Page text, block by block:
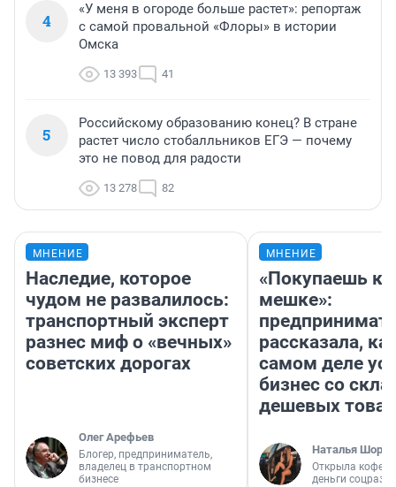
4
«У меня в огороде больше растет»: репортаж
с самой провальной «Флоры» в истории
Омска
13 393 41
5
Российскому образованию конец? В стране
растет число стобалльников ЕГЭ — почему
это не повод для радости
13 278 82
МНЕНИЕ
Наследие, которое
чудом не развалилось:
транспортный эксперт
разнес миф о «вечных»
советских дорогах
Олег Арефьев
Блогер, предприниматель,
владелец в транспортном
бизнесе
МНЕНИЕ
«Покупаешь
мешке»:
рассказала,
самом деле
бизнес со
дешевых
Наталья
Открыла
деньги